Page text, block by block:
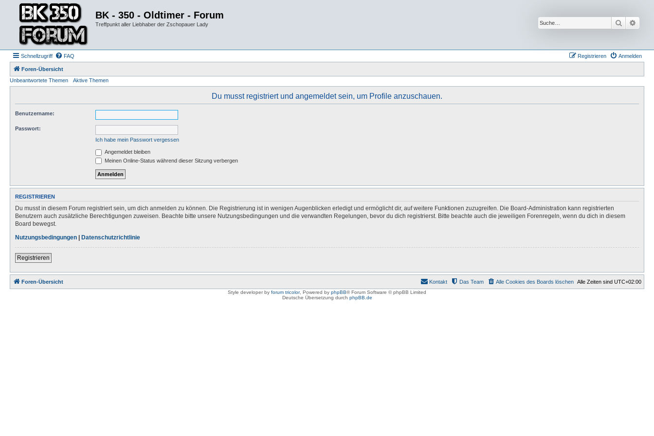
BK - 350 - Oldtimer - Forum
Treffpunkt aller Liebhaber der Zschopauer Lady Suche
Schnellzugriff FAQ Anmelden
Registrieren
Foren-Übersicht
Unbeantwortete Themen
Aktive Themen
Du musst registriert und angemeldet sein, um Profile anzuschauen.
Benutzername:
Passwort:
Ich habe mein Passwort vergessen
Angemeldet bleiben
Meinen Online-Status während dieser Sitzung verbergen
REGISTRIEREN
Du musst in diesem Forum registriert sein, um dich anmelden zu können. Die Registrierung ist in wenigen Augenblicken erledigt und ermöglicht dir, auf weitere Funktionen zuzugreifen. Die Board-Administration kann registrierten
Benutzern auch zusätzliche Berechtigungen zuweisen. Beachte bitte unsere Nutzungsbedingungen und die verwandten Regelungen, bevor du dich registrierst. Bitte beachte auch die jeweiligen Forenregeln, wenn du dich in diesem
Board bewegst.
Nutzungsbedingungen | Datenschutzrichtlinie
Registrieren
Foren-Übersicht Alle Zeiten sind UTC+02:00
Alle Cookies des Boards löschen
Das Team
Kontakt
Style developer by forum tricolor, Powered by phpBB® Forum Software © phpBB Limited
Deutsche Übersetzung durch phpBB.de